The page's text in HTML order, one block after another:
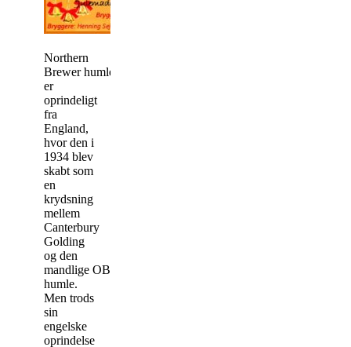
Northern
Brewer humlen
er
oprindeligt
fra
England,
hvor den i
1934 blev
skabt som
en
krydsning
mellem
Canterbury
Golding
og den
mandlige OB21
humle.
Men trods
sin
engelske
oprindelse